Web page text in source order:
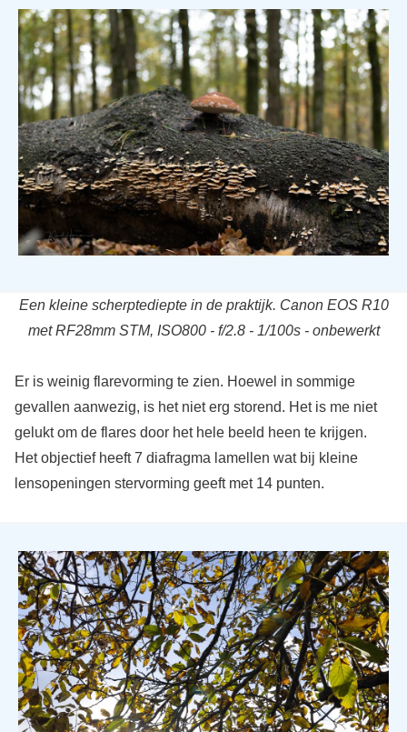
Een kleine scherptediepte in de praktijk. Canon EOS R10
met RF28mm STM, ISO800 - f/2.8 - 1/100s - onbewerkt
Er is weinig flarevorming te zien. Hoewel in sommige
gevallen aanwezig, is het niet erg storend. Het is me niet
gelukt om de flares door het hele beeld heen te krijgen.
Het objectief heeft 7 diafragma lamellen wat bij kleine
lensopeningen stervorming geeft met 14 punten.